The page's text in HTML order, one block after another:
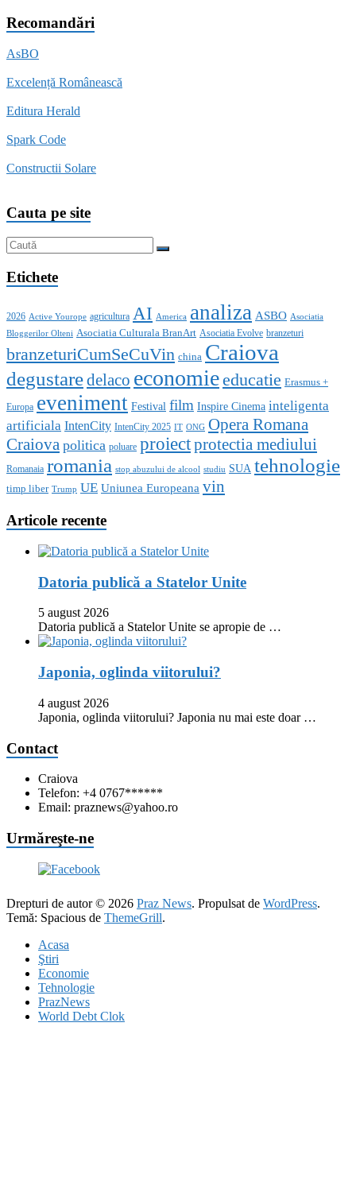
Recomandări
AsBO
Excelență Românească
Editura Herald
Spark Code
Constructii Solare
Cauta pe site
Etichete
2026 Active Yourope agricultura AI America analiza ASBO Asociatia
Bloggerilor Olteni Asociatia Culturala BranArt Asociatia Evolve branzeturi
branzeturiCumSeCuVin china Craiova
degustaredelaco economieeducatie Erasmus +
Europa eveniment Festival film Inspire Cinema inteligenta
artificiala IntenCity IntenCity 2025 IT ONG Opera Romana
Craiova politica poluare proiectprotectia mediului
Romanaia romania stop abuzului de alcool studiu SUA tehnologie
timp liber Trump UE Uniunea Europeana vin
Articole recente
Datoria publică a Statelor Unite
5 august 2026
Datoria publică a Statelor Unite se apropie de …
Japonia, oglinda viitorului?
4 august 2026
Japonia, oglinda viitorului? Japonia nu mai este doar …
Contact
Craiova
Telefon: +4 0767******
Email: praznews@yahoo.ro
Urmăreşte-ne
Drepturi de autor © 2026 Praz News. Propulsat de WordPress.
Temă: Spacious de ThemeGrill.
Acasa
Ştiri
Economie
Tehnologie
PrazNews
World Debt Clok